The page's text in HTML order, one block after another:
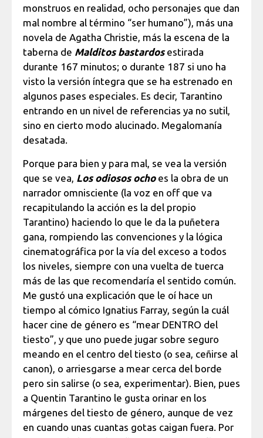
monstruos en realidad, ocho personajes que dan
mal nombre al término “ser humano”), más una
novela de Agatha Christie, más la escena de la
taberna de Malditos bastardosestirada
durante 167 minutos; o durante 187 si uno ha
visto la versión íntegra que se ha estrenado en
algunos pases especiales. Es decir, Tarantino
entrando en un nivel de referencias ya no sutil,
sino en cierto modo alucinado. Megalomanía
desatada.
Porque para bien y para mal, se vea la versión
que se vea, Los odiosos ochoes la obra de un
narrador omnisciente (la voz en off que va
recapitulando la acción es la del propio
Tarantino) haciendo lo que le da la puñetera
gana, rompiendo las convenciones y la lógica
cinematográfica por la vía del exceso a todos
los niveles, siempre con una vuelta de tuerca
más de las que recomendaría el sentido común.
Me gustó una explicación que le oí hace un
tiempo al cómico Ignatius Farray, según la cuál
hacer cine de género es “mear DENTRO del
tiesto”, y que uno puede jugar sobre seguro
meando en el centro del tiesto (o sea, ceñirse al
canon), o arriesgarse a mear cerca del borde
pero sin salirse (o sea, experimentar). Bien, pues
a Quentin Tarantino le gusta orinar en los
márgenes del tiesto de género, aunque de vez
en cuando unas cuantas gotas caigan fuera. Por